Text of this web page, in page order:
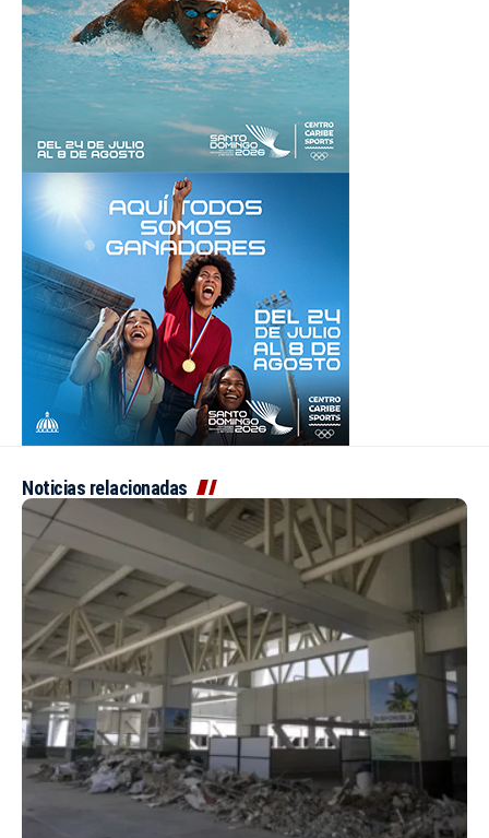
Noticias relacionadas